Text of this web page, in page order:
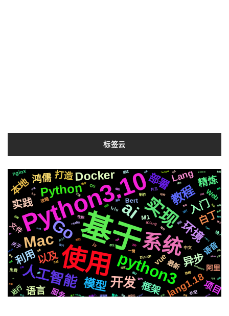
标签云
基于
使用
Python3.10
系统
ai实现
Go
python3
Mac
人工智能 开发
Python
环境
教程
Docker
模型
部署
异步
入门
以及
利用
实践
框架 lang1.18
本地
白丁
鸿儒 精炼
语言
打造
项目
Lang
语音
vue
阿里
服务
文件
最新
Web
进行
Bert
M1
nginx
关于
攻略
js
Iris
OS
接入
中文
免费
长空
golang
Django
一键
redis
性能
制作
并且
面试
api
整合
协程
原生 芯片
前后
检测
编辑器
基础
2020
微软
国内
后端
机器人
深度
记录
编程
Selenium
通过
新版
svg
生成
结构
运行
自动化
音色
响应
compose
变量
推荐
celery
场景
阻塞
镜像
Apple
各种
存储
Silicon
Tornado6
遇到
统一
CSS3
github
切换
动画
爬虫
属于
情况
协议
io
聊天
合成
页面
https
Pytorch
MacOs
简历
快速
布局
识别
集群
流程
可用
声音
机制
社交
数据